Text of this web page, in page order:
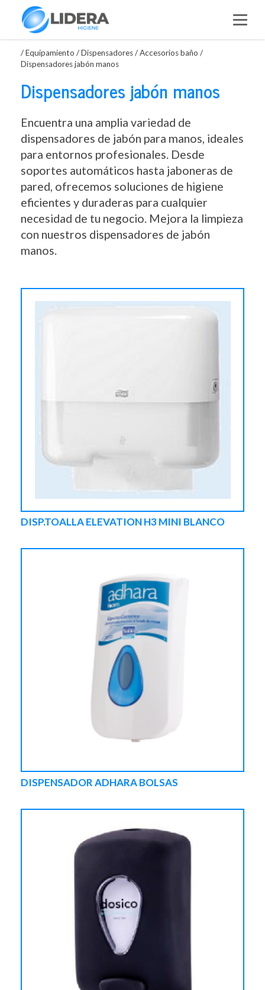
/Equipamiento /Dispensadores / Accesorios baño /
Dispensadores jabón manos
Dispensadores jabón manos
Encuentra una amplia variedad de
dispensadores de jabón para manos, ideales
para entornos profesionales. Desde
soportes automáticos hasta jaboneras de
pared, ofrecemos soluciones de higiene
eficientes y duraderas para cualquier
necesidad de tu negocio. Mejora la limpieza
con nuestros dispensadores de jabón
manos.
DISP.TOALLA ELEVATION H3 MINI BLANCO
DISPENSADOR ADHARA BOLSAS